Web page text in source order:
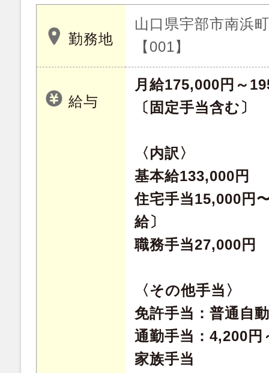
勤務地
山口県宇部市南浜
【001】
給与
月給175,000円～
〔固定手当含む〕
〈内訳〉
基本給133,000円
住宅手当15,000円
給〕
職務手当27,000円
〈その他手当〉
免許手当：普通自
通勤手当：4,200
家族手当